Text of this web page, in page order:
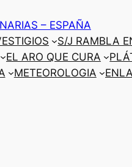
– ESPAÑA
S/J RAMBLA
EL ARO QUE CURA
METEOROLOGIA